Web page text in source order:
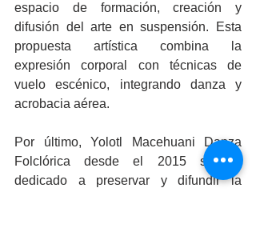
espacio de formación, creación y
difusión del arte en suspensión. Esta
propuesta artística combina la
expresión corporal con técnicas de
vuelo escénico, integrando danza y
acrobacia aérea.
Por último, Yolotl Macehuani Danza
Folclórica desde el 2015 se ha
dedicado a preservar y difundir la